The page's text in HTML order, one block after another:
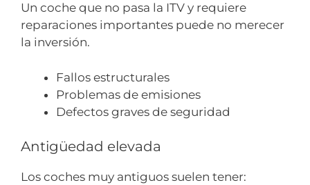
Un coche que no pasa la ITV y requiere
reparaciones importantes puede no merecer
la inversión.
Fallos estructurales
Problemas de emisiones
Defectos graves de seguridad
Antigüedad elevada
Los coches muy antiguos suelen tener: